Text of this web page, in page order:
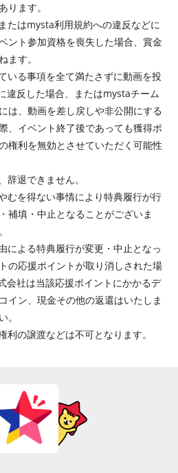
ります。
たはmysta利用規約への違反などに
ント参加資格を喪失した場合、賞金
ます。
いる事項を全て満たさずに動画を投
違反した場合、またはmystaチーム
は、動画を差し戻しや非公開にする
、イベント終了後であっても獲得ポ
権利を無効とさせていただく可能性
辞退できません。
むを得ない事情により特典履行が行
補填・中止となることがございま
による特典履行が変更・中止となっ
の応援ポイントが取り消しされた場
会社は当該応援ポイントにかかるデ
イン、現金その他の返還はいたしま
。
利の譲渡などは不可となります。